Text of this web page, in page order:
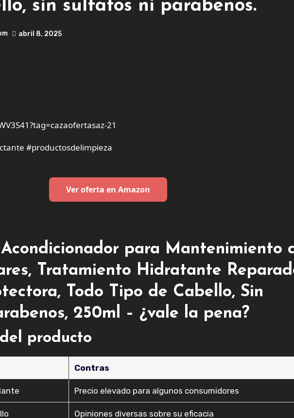
sin sulfatos ni parabenos.
abril 8, 2025
21
#productosdelimpieza
Ver oferta en Amazon
para Mantenimiento
Tratamiento Hidratante
Todo Tipo de Cabello, Sin
250ml – ¿vale la pena?
producto
Contras
Precio elevado para algunos consumidores
Opiniones diversas sobre su eficacia